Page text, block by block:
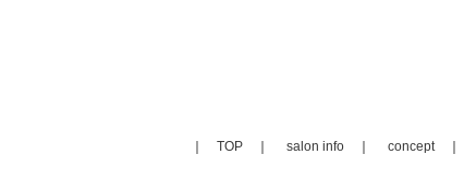
TOP salon info concept